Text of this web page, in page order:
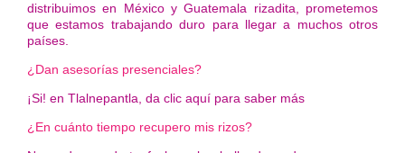
distribuimos en México y Guatemala rizadita, prometemos
que estamos trabajando duro para llegar a muchos otros
países.
¿Dan asesorías presenciales?
¡Si! en Tlalnepantla, da clic aquí para saber más
¿En cuánto tiempo recupero mis rizos?